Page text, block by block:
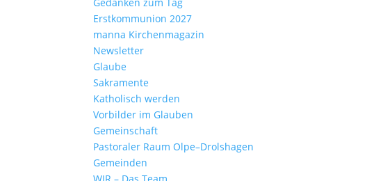
Erst­kom­mu­nion 2027
manna Kirchen­ma­gazin
News­letter
Glaube
Sakra­mente
Katho­lisch werden
Vorbilder im Glauben
Gemein­schaft
Pasto­raler Raum Olpe–Drolshagen
Gemeinden